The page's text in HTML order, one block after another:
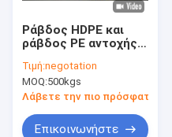
Ράβδος HDPE και
ράβδος PE αντοχής
θερμοκρασία με
100% παρθένο υλικό
HDPE και υψηλή
εφελκυσμό
Τιμή:negotation
MOQ:500kgs
Λάβετε την πιο πρόσφατη
Επικοινωνήστε